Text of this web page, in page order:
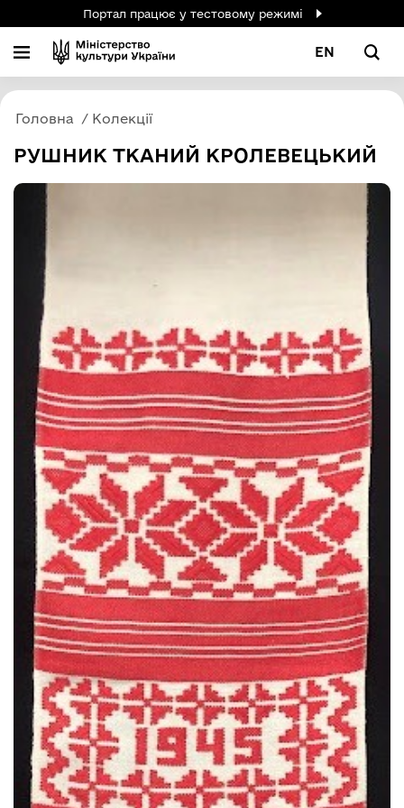
Портал працює у тестовому режимі
EN
Головна Колекції
РУШНИК ТКАНИЙ КРОЛЕВЕЦЬКИЙ